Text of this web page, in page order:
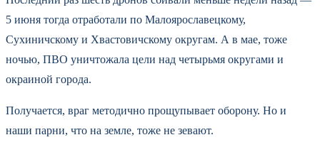
5 июня тогда отработали по Малоярославецкому,
Сухиничскому и Хвастовичскому округам. А в мае, тоже
ночью, ПВО уничтожала цели над четырьмя округами и
окраиной города.
Получается, враг методично прощупывает оборону. Но и
наши парни, что на земле, тоже не зевают.